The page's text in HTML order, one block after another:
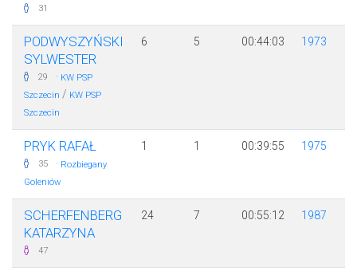
31
PODWYSZYŃSKI
SYLWESTER
29 · KW PSP
Szczecin / KW PSP
Szczecin
6 5 00:44:03 1973
PRYK RAFAŁ
35 · Rozbiegany
Goleniów
1 1 00:39:55 1975
SCHERFENBERG
KATARZYNA
47
24 7 00:55:12 1987